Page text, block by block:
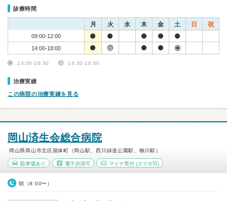
診療時間
月 火 水 木 金 土 日 祝
09:00-12:00
14:00-18:00
14:00-16:30 14:30-18:00
治療実績
この病院の治療実績を見る
岡山済生会総合病院
岡山県岡山市北区国体町（岡山駅、西川緑道公園駅、柳川駅）
駐車場あり 電子決済可 マイナ受付 (スマホ可)
朝（8:00〜）